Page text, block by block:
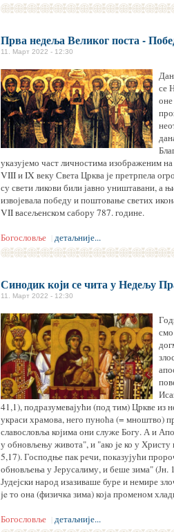
Прва недеља Великог поста -
11. Март 2022 - 12:30
се
указујемо част личностима изображеним
VIII и IX веку Света Црква је претрпела
су свети ликови били јавно уништавани, а
извојевала победу и поштовање светих
VII васељенском сабору 787. године.
Богословље
детаљније...
Синодик који се чита у Недељу
11. Март 2022 - 12:30
41,1), подразумевајући (под тим) Цркве из
украси храмова, него пуноћа (= мноштво)
славословља којима они служе Богу. А и
у обновљењу живота", и "ако je ко у
5,17). Господње пак речи, показујући
обновљења у Јерусалиму, и беше зима" (Јн.
Јудејски народ изазиваше буре и немире
je то она (физичка зима) која променом
Богословље
детаљније...